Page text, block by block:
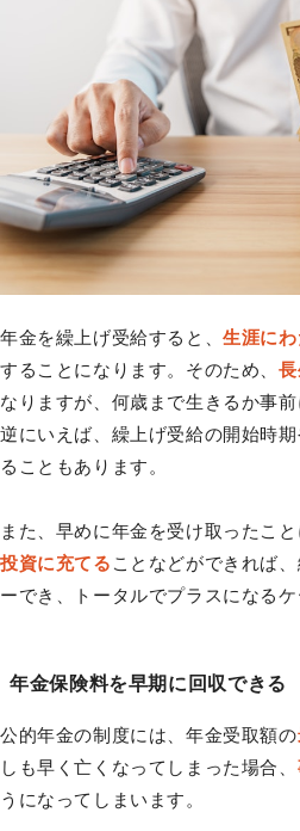
年金を繰上げ受給すると、生涯に
することになります。そのため、
なりますが、何歳まで生きるか事
逆にいえば、繰上げ受給の開始時期
ることもあります。
また、早めに年金を受け取ったこ
投資に充てる ことなどができれば
ーでき、トータルでプラスになるケ
年金保険料を早期に回収できる
公的年金の制度には、年金受取額の
しも早く亡くなってしまった場合、
うになってしまいます。